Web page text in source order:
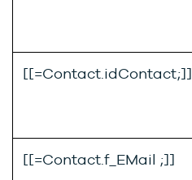
[[=Contact.idContact;]]
[[=Contact.f_EMail ;]]